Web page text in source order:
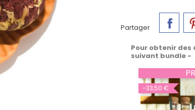
Partager
Pour obtenir
suivant bundle -
-33,50 €